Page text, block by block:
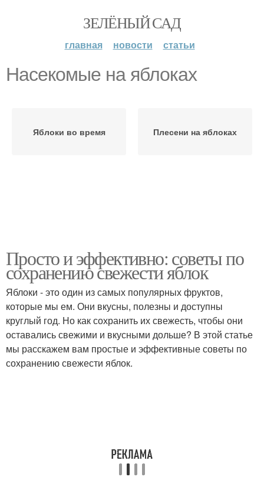
ЗЕЛЁНЫЙ САД
главная новости статьи
Насекомые на яблоках
Яблоки во время Плесени на яблоках
Просто и эффективно: советы по
сохранению свежести яблок
Яблоки - это один из самых популярных фруктов,
которые мы ем. Они вкусны, полезны и доступны
круглый год. Но как сохранить их свежесть, чтобы они
оставались свежими и вкусными дольше? В этой статье
мы расскажем вам простые и эффективные советы по
сохранению свежести яблок.